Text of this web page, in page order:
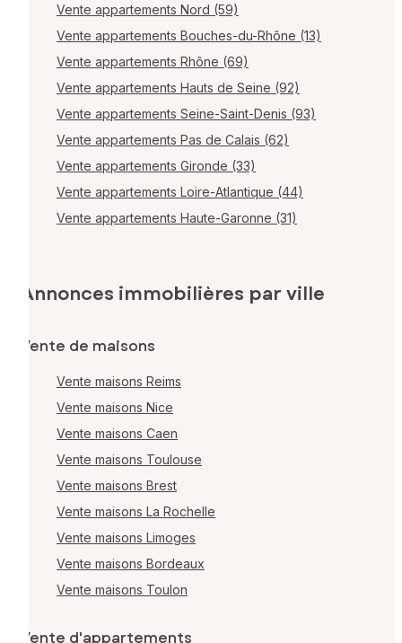
Vente appartements Nord (59)
Vente appartements Bouches-du-Rhône (13)
Vente appartements Rhône (69)
Vente appartements Hauts de Seine (92)
Vente appartements Seine-Saint-Denis (93)
Vente appartements Pas de Calais (62)
Vente appartements Gironde (33)
Vente appartements Loire-Atlantique (44)
Vente appartements Haute-Garonne (31)
Annonces immobilières par ville
Vente de maisons
Vente maisons Reims
Vente maisons Nice
Vente maisons Caen
Vente maisons Toulouse
Vente maisons Brest
Vente maisons La Rochelle
Vente maisons Limoges
Vente maisons Bordeaux
Vente maisons Toulon
Vente d'appartements